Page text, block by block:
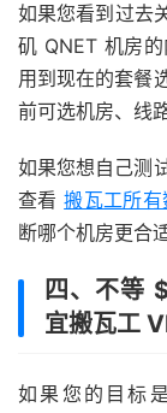
如果您看到过去
矶 QNET 机房
用到现在的套餐
前可选机房、线
如果您想自己测
查看搬瓦工所
断哪个机房更合适
四、不等
宜搬瓦工
如果您的目标